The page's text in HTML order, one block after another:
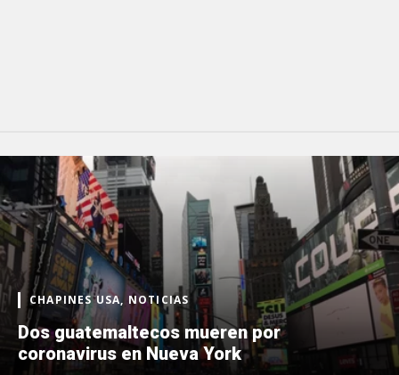
CHAPINES USA, NOTICIAS
Dos guatemaltecos mueren por
coronavirus en Nueva York